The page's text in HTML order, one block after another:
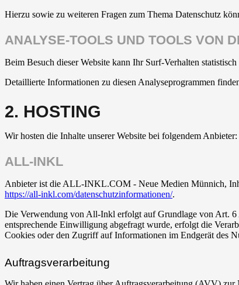
Hierzu sowie zu weiteren Fragen zum Thema Datenschutz
ANALYSE-TOOLS UND TOOLS VON
Beim Besuch dieser Website kann Ihr Surf-Verhalten
Detaillierte Informationen zu diesen Analyseprogrammen
2. HOSTING
Wir hosten die Inhalte unserer Website bei folgendem Anbieter:
ALL-INKL
Anbieter ist die ALL-INKL.COM - Neue Medien Münnich,
https://all-inkl.com/datenschutzinformationen/.
Die Verwendung von All-Inkl erfolgt auf Grundlage von Art. 6
entsprechende Einwilligung abgefragt wurde, erfolgt die
Cookies oder den Zugriff auf Informationen im Endgerät des
Auftragsverarbeitung